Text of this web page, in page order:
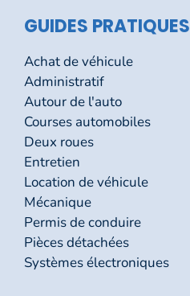
GUIDES PRATIQUES
Achat de véhicule
Administratif
Autour de l'auto
Courses automobiles
Deux roues
Entretien
Location de véhicule
Mécanique
Permis de conduire
Pièces détachées
Systèmes électroniques